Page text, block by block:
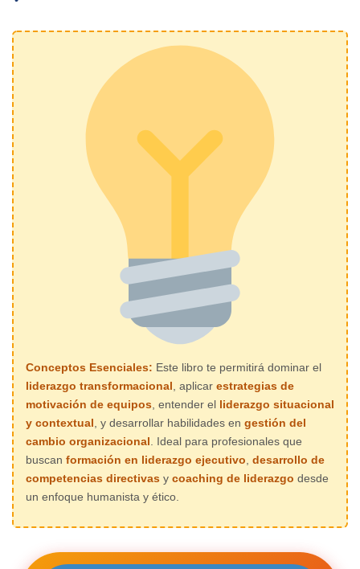
Conceptos Esenciales: Este libro te permitirá dominar el
liderazgo transformacional , aplicar estrategias de
motivación de equipos , entender el liderazgo situacional
y contextual , y desarrollar habilidades en gestión del
cambio organizacional . Ideal para profesionales que
buscan formación en liderazgo ejecutivo desarrollo de
competencias directivas y coaching de liderazgo desde
un enfoque humanista y ético.